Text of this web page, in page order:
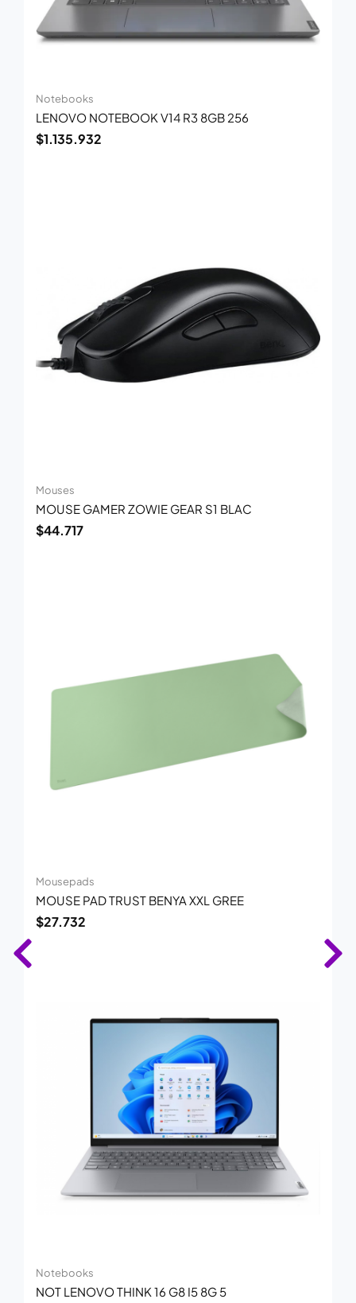
Notebooks
LENOVO NOTEBOOK V14 R3 8GB 256
$1.135.932
Mouses
MOUSE GAMER ZOWIE GEAR S1 BLAC
$44.717
Mousepads
MOUSE PAD TRUST BENYA XXL GREE
$27.732
Notebooks
NOT LENOVO THINK 16 G8 I5 8G 5